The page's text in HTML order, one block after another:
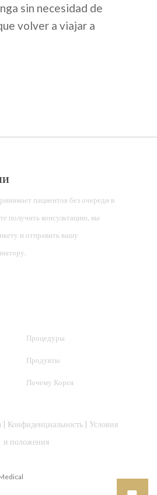
sin necesidad de
volver a viajar a
пациентов без очереди в
получить консультацию, вы
и отправить вашу
Процедуры
Продукты
Почему Корея
| Конфиденциальность | Условия
и положения